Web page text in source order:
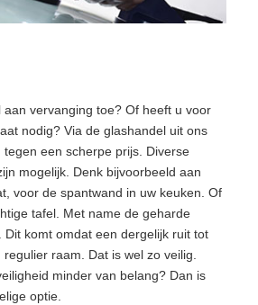
vervanging toe? Of heeft u voor
nodig? Via de glashandel uit ons
een scherpe prijs. Diverse
mogelijk. Denk bijvoorbeeld aan
voor de spantwand in uw keuken. Of
tafel. Met name de geharde
komt omdat een dergelijk ruit tot
raam. Dat is wel zo veilig.
minder van belang? Dan is
optie.